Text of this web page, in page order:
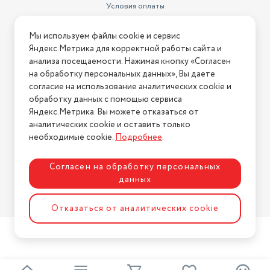
температур
17 - 27°С
Уровень шума внутреннего
блока (мин/макс)
28 дБ / 40 дБ
Вес внешнего блока
24 кг
Наружного блока сплит-
системы или оконного
кондиционера (ШxВxГ)
77.7x49.8x29 см
проводное
Максимальный уровень шума
40 дБ
Внутреннего блока сплит-
Вес внутреннего блока
Условия оплаты
Условия возврата
Нашли ошибку на сайте? Напишите нам
2026 © Интернет-магазин "АстМаркет". У нас есть всё!
Политика конфиденциальности
Разработка сайтаASTDESIGN
Мы используем файлы cookie и сервис
Яндекс.Метрика для корректной работы сайта и
анализа посещаемости. Нажимая кнопку «Согласен
на обработку персональных данных», Вы даете
согласие на использование аналитических cookie и
обработку данных с помощью сервиса
Яндекс.Метрика. Вы можете отказаться от
аналитических cookie и оставить только
необходимые cookie.Подробнее.
Согласен на обработку персональных
данных
Отказаться от аналитических cookie